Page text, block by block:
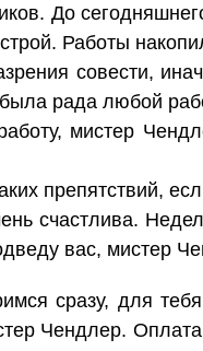
До
Работы
совести,
рада любой
мистер
препятствий,
счастлива.
вас, мистер
сразу, для
Чендлер.